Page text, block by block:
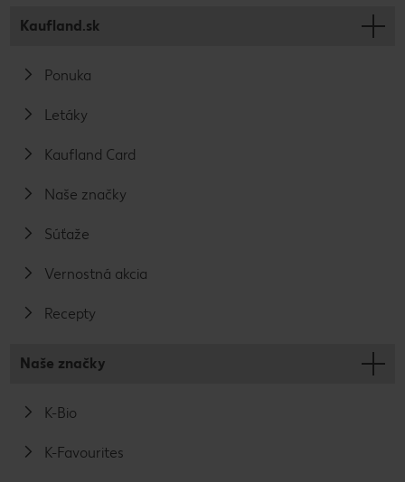
Kaufland.sk
Ponuka
Letáky
Kaufland Card
Naše značky
Súťaže
Vernostná akcia
Recepty
Naše značky
K-Bio
K-Favourites